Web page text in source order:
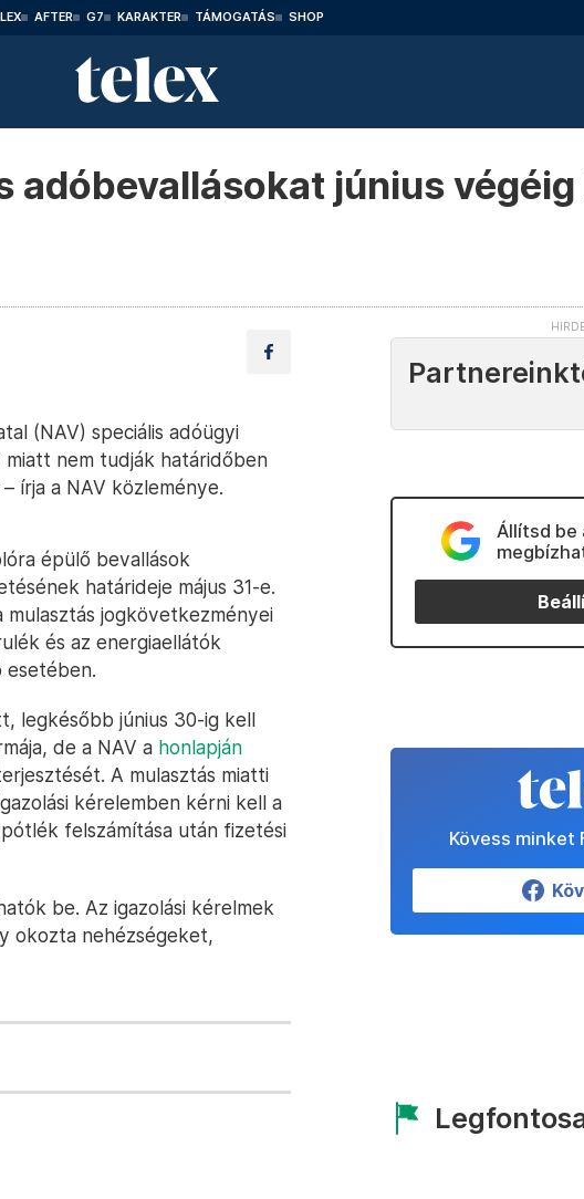
AFTER G7 KARAKTER TÁMOGATÁS SHOP
adóbevallásokat június
(NAV) speciális adóügyi
nem tudják határidőben
írja a NAV közleménye.
épülő bevallások
határideje május 31-e.
jogkövetkezményei
és az energiaellátók
esetében.
legkésőbb június 30-ig kell
de a NAV a honlapján
A mulasztás miatti
kérelemben kérni kell a
felszámítása után fizetési
be. Az igazolási kérelmek
okozta nehézségeket,
Állítsd be
Kövess minket